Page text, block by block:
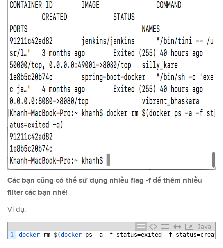
Các bạn cũng có thể sử dụng nhiều flag -f để thêm nhiều
filter các bạn nhé!
Ví dụ:
Java
1
docker rm $(docker ps -a -f status=exited -f status=